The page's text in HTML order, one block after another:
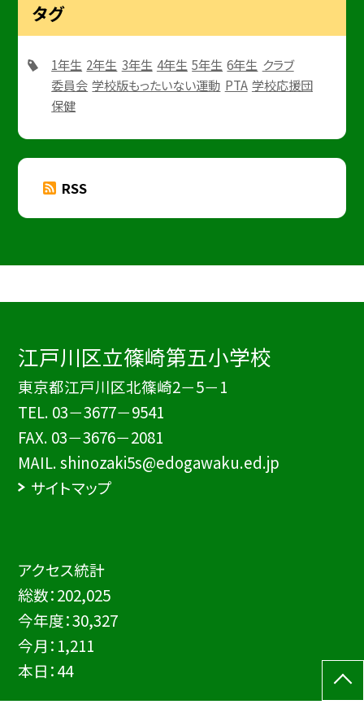
タグ
1年生 2年生 3年生 4年生 5年生 6年生 クラブ
委員会 学校版もったいない運動 PTA 学校応援団
保健
RSS
江戸川区立篠崎第五小学校
東京都江戸川区北篠崎2－5－1
TEL. 03－3677－9541
FAX. 03－3676－2081
MAIL. shinozaki5s@edogawaku.ed.jp
サイトマップ
アクセス統計
総数：202,025
今年度：30,327
今月： 1,211
本日：44